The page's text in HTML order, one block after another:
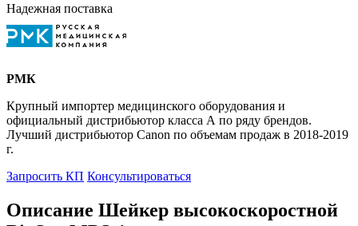
Надежная поставка
РМК
Крупный импортер медицинского оборудования и
официальный дистрибьютор класса А по ряду брендов.
Лучший дистрибьютор Canon по объемам продаж в 2018-2019
г.
Запросить КП Консультироваться
Описание Шейкер высокоскоростной